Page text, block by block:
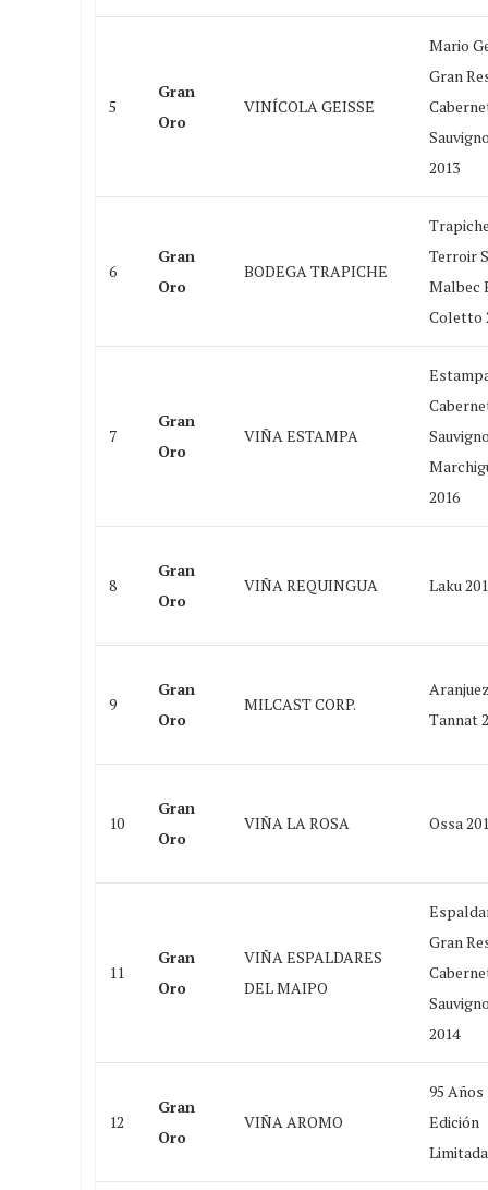
5
Gran
Oro
VINÍCOLA GEISSE
Mario
Gran
2013
6
Gran
Oro
BODEGA TRAPICHE
Terroir
Malbec
Coletto
7
Gran
Oro
VIÑA ESTAMPA
2016
8
Gran
Oro
VIÑA REQUINGUA Laku
9
Gran
Oro
MILCAST CORP.
Tannat
10
Gran
Oro
VIÑA LA ROSA Ossa
11
Gran
Oro
VIÑA ESPALDARES
DEL MAIPO
Gran
2014
12
Gran
Oro
VIÑA AROMO
95 Años
Edición